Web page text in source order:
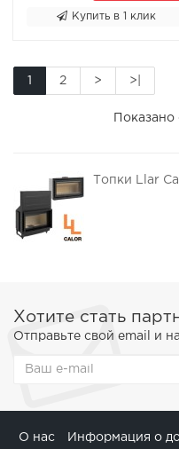
Купить в 1 клик
1 2 > >|
Показано
Топки Llar
Хотите стать
Отправьте свой email и
О нас Информация о